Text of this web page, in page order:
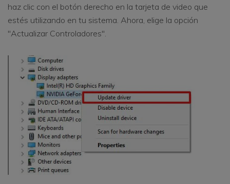
haz clic con el botón derecho en la tarjeta de video que
estés utilizando en tu sistema. Ahora, elige la opción
"Actualizar Controladores".